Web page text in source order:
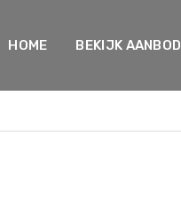
HOME BEKIJK AANBOD